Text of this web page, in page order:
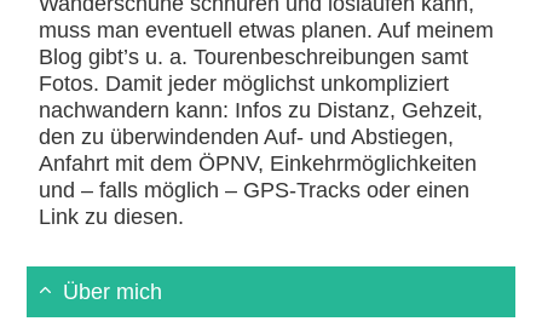
muss man eventuell etwas planen. Auf meinem
Blog gibt’s u. a. Tourenbeschreibungen samt
Fotos. Damit jeder möglichst unkompliziert
nachwandern kann: Infos zu Distanz, Gehzeit,
den zu überwindenden Auf- und Abstiegen,
Anfahrt mit dem ÖPNV, Einkehrmöglichkeiten
und – falls möglich – GPS-Tracks oder einen
Link zu diesen.
Über mich